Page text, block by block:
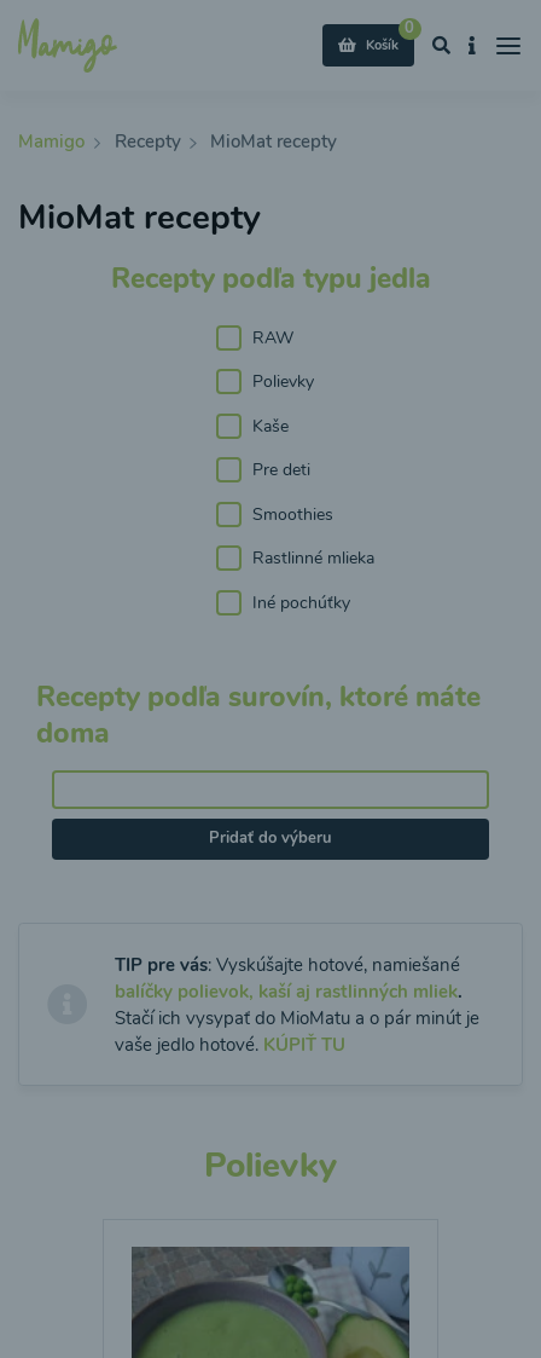
0
Košík
Mamigo Recepty MioMat recepty
MioMat recepty
Recepty podľa typu jedla
RAW
Polievky
Kaše
Pre deti
Smoothies
Rastlinné mlieka
Iné pochúťky
Recepty podľa surovín, ktoré máte
doma
Pridať do výberu
TIP pre vás: Vyskúšajte hotové, namiešané
balíčky polievok, kaší aj rastlinných mliek.
Stačí ich vysypať do MioMatu a o pár minút je
vaše jedlo hotové. KÚPIŤ TU
Polievky